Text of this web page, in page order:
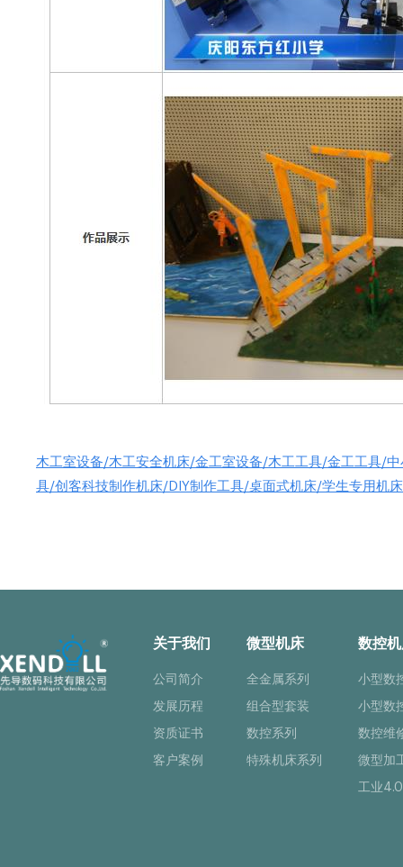
木工室设备/木工安全机床/金工室设备/木工工具/金工工具/
具/创客科技制作机床/DIY制作工具/桌面式机床/学生专用机
关于我们
公司简介
发展历程
资质证书
客户案例
微型机床
全金属系列
组合型套装
数控系列
特殊机床系列
数控
小型数
小型数
数控维
微型加
工业4.0